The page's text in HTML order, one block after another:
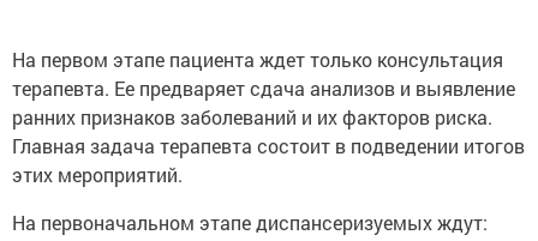
На первом этапе пациента ждет только консультация
терапевта. Ее предваряет сдача анализов и выявление
ранних признаков заболеваний и их факторов риска.
Главная задача терапевта состоит в подведении итогов
этих мероприятий.
На первоначальном этапе диспансеризуемых ждут: